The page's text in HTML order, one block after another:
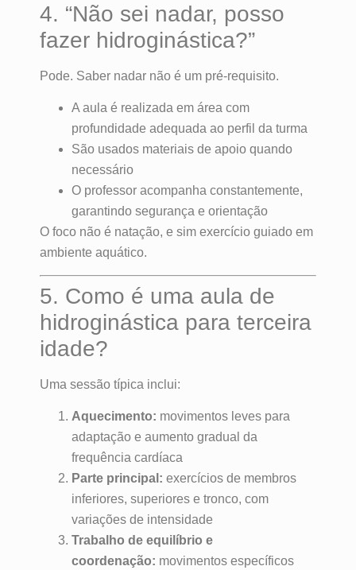
4. “Não sei nadar, posso
fazer hidroginástica?”
Pode. Saber nadar não é um pré-requisito.
A aula é realizada em área com
profundidade adequada ao perfil da turma
São usados materiais de apoio quando
necessário
O professor acompanha constantemente,
garantindo segurança e orientação
O foco não é natação, e sim exercício guiado em
ambiente aquático.
5. Como é uma aula de
hidroginástica para terceira
idade?
Uma sessão típica inclui:
Aquecimento: movimentos leves para
adaptação e aumento gradual da
frequência cardíaca
Parte principal: exercícios de membros
inferiores, superiores e tronco, com
variações de intensidade
Trabalho de equilíbrio e
coordenação: movimentos específicos